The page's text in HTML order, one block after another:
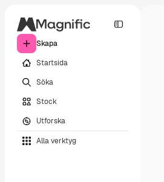
Skapa
Startsida
Söka
Stock
Utforska
Alla verktyg